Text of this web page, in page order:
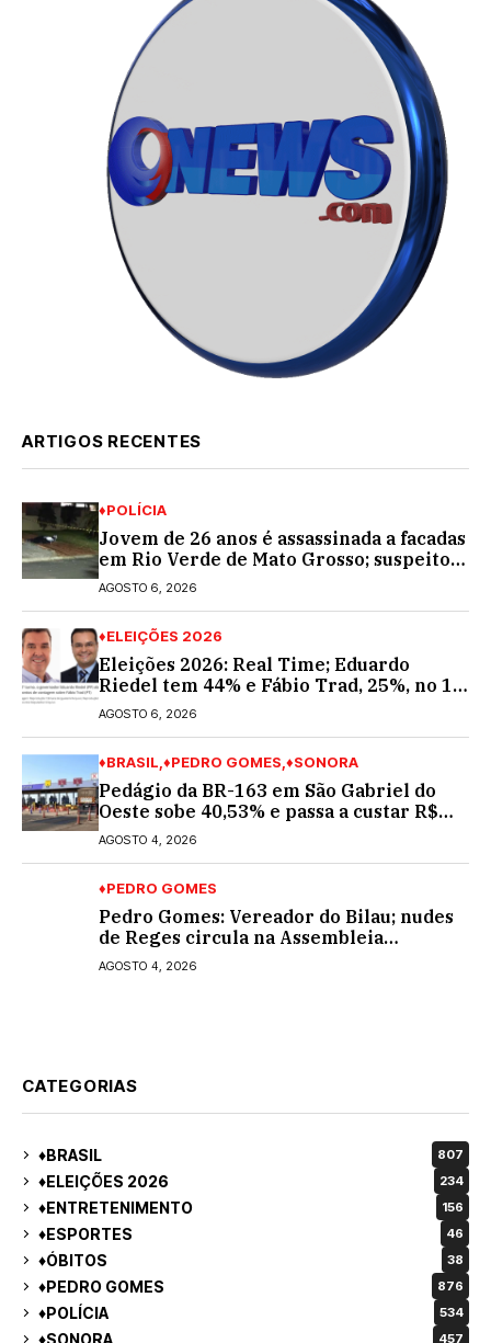
ARTIGOS RECENTES
♦POLÍCIA
Jovem de 26 anos é assassinada a facadas
em Rio Verde de Mato Grosso; suspeito é
procurado
AGOSTO 6, 2026
♦ELEIÇÕES 2026
Eleições 2026: Real Time; Eduardo
Riedel tem 44% e Fábio Trad, 25%, no 1º
turno para o governo do MS
AGOSTO 6, 2026
♦BRASIL ♦PEDRO GOMES ♦SONORA
Pedágio da BR-163 em São Gabriel do
Oeste sobe 40,53% e passa a custar R$
10,70 a partir desta quarta-feira
AGOSTO 4, 2026
♦PEDRO GOMES
Pedro Gomes: Vereador do Bilau; nudes
de Reges circula na Assembleia
Legislativa de MS e também na
governadoria
AGOSTO 4, 2026
CATEGORIAS
♦BRASIL 807
♦ELEIÇÕES 2026 234
♦ENTRETENIMENTO 156
♦ESPORTES 46
♦ÓBITOS 38
♦PEDRO GOMES 876
♦POLÍCIA 534
♦SONORA 457